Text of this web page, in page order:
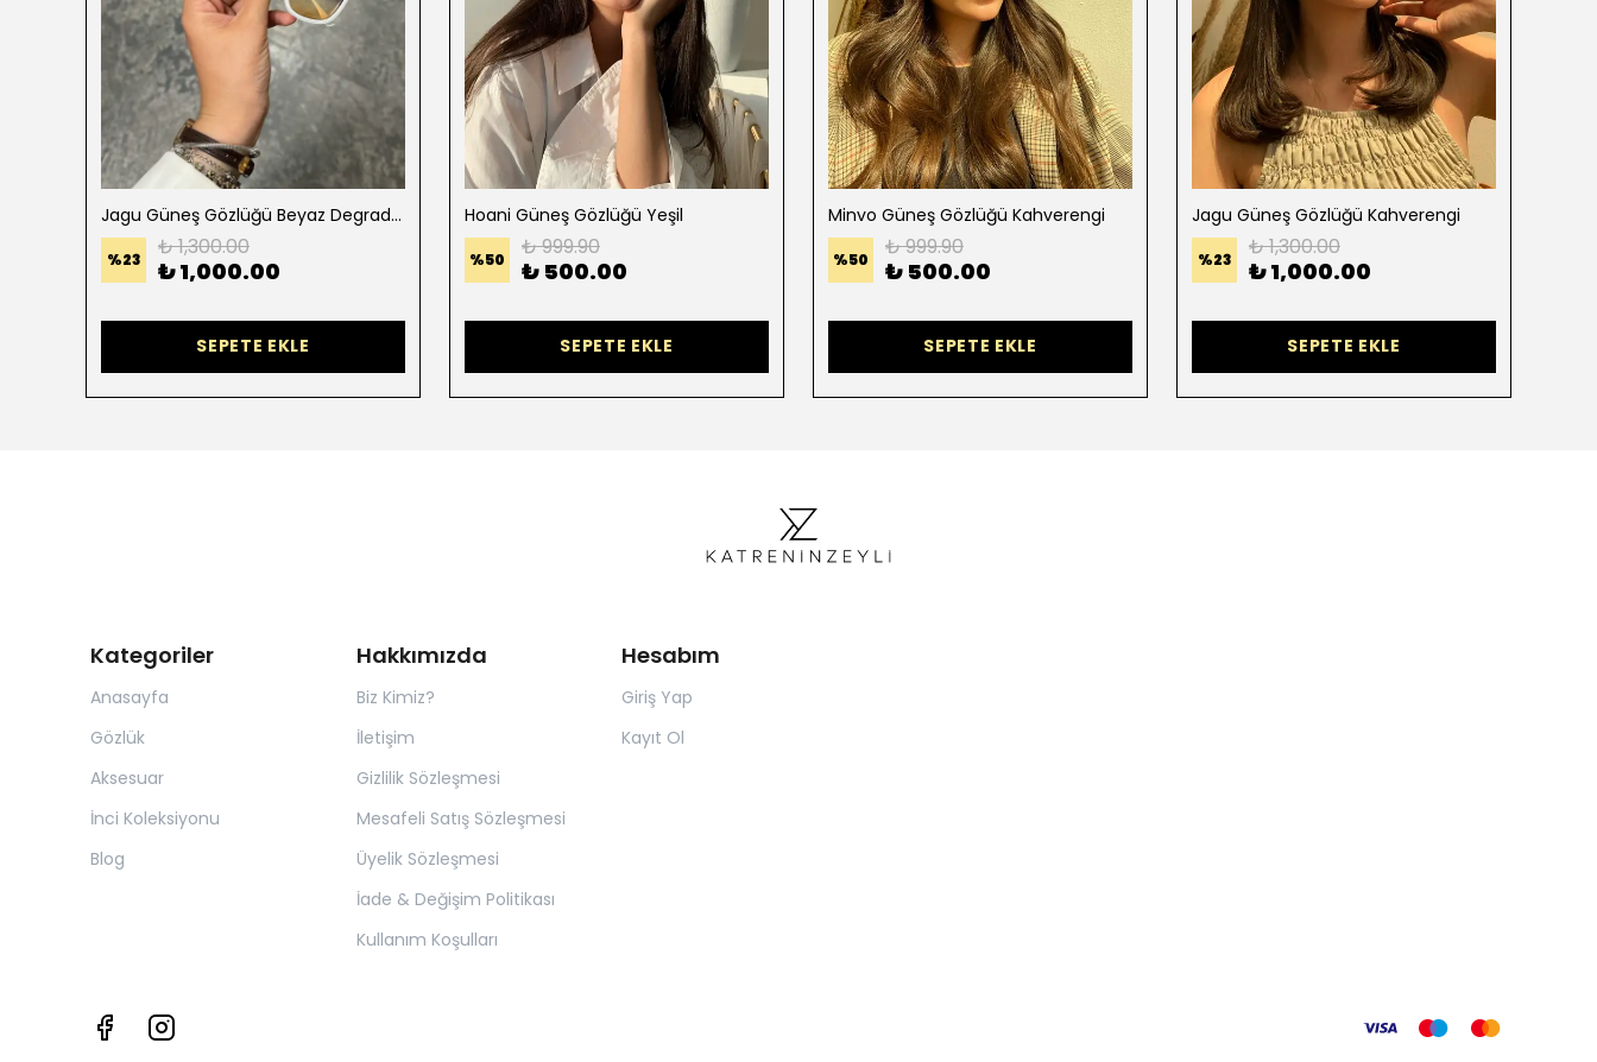
Jagu Güneş Gözlüğü Beyaz Degradeli
%23 ₺ 1,300.00
₺ 1,000.00
SEPETE EKLE
Hoani Güneş Gözlüğü Yeşil
%50 ₺ 999.90
₺ 500.00
SEPETE EKLE
Minvo Güneş Gözlüğü Kahverengi
%50 ₺ 999.90
₺ 500.00
SEPETE EKLE
Jagu Güneş Gözlüğü Kahverengi
%23 ₺ 1,300.00
₺ 1,000.00
SEPETE EKLE
Kategoriler
Anasayfa
Gözlük
Aksesuar
İnci Koleksiyonu
Blog
Hakkımızda
Biz Kimiz?
İletişim
Gizlilik Sözleşmesi
Mesafeli Satış Sözleşmesi
Üyelik Sözleşmesi
İade & Değişim Politikası
Kullanım Koşulları
Hesabım
Giriş Yap
Kayıt Ol